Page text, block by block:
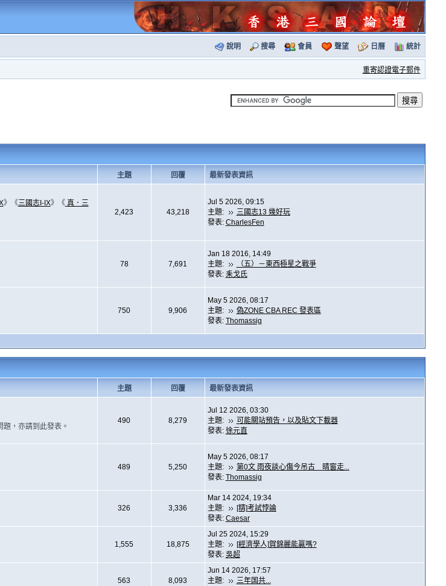
說明 搜尋 會員 聲望 日曆 統計
重寄認證電子郵件
主題 回覆 最新發表資訊
》《三國志I-IX》《真．三
2,423 43,218
Jul 5 2026, 09:15
主題:
三國志13 幾好玩
發表: CharlesFen
78 7,691
Jan 18 2016, 14:49
主題:
（五）－東西極星之戰爭
發表: 耒戈氏
750 9,906
May 5 2026, 08:17
主題:
偽ZONE CBA REC 發表區
發表: Thomassig
主題 回覆 最新發表資訊
，亦請到此發表。
490 8,279
Jul 12 2026, 03:30
主題:
可能關站預告，以及貼文下載器
發表: 徐元直
489 5,250
May 5 2026, 08:17
主題:
第0文 雨夜談心傷今吊古 晴窗走...
發表: Thomassig
326 3,336
Mar 14 2024, 19:34
主題:
[精]考試悖論
發表: Caesar
1,555 18,875
Jul 25 2024, 15:29
主題:
[經濟學人]賀錦麗能贏嗎?
發表: 吳超
563 8,093
Jun 14 2026, 17:57
主題:
三年国共...